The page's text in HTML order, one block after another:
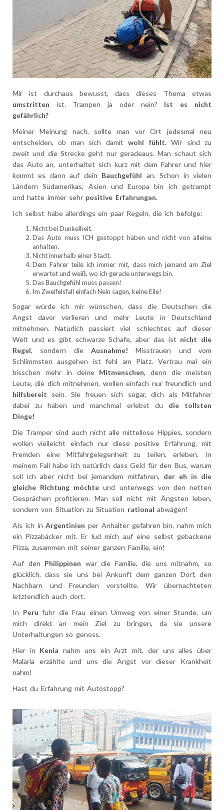
Mir ist durchaus bewusst, dass dieses Thema etwas
umstritten ist. Trampen ja oder nein? Ist es nicht
gefährlich?
Meiner Meinung nach, sollte man vor Ort jedesmal neu
entscheiden, ob man sich damitwohl fühlt.Wir sind zu
zweit und die Strecke geht nur geradeaus. Man schaut sich
das Auto an, unterhaltet sich kurz mit dem Fahrer und hier
kommt es dann auf dein Bauchgefühl an. Schon in vielen
Ländern Südamerikas, Asien und Europa bin ich getrampt
und hatte immer sehr positive Erfahrungen.
Ich selbst habe allerdings ein paar Regeln, die ich befolge:
Nicht bei Dunkelheit.
Das Auto muss ICH gestoppt haben und nicht von alleine
anhalten.
Nicht innerhalb einer Stadt.
Dem Fahrer teile ich immer mit, dass mich jemand am Ziel
erwartet und weiß, wo ich gerade unterwegs bin.
Das Bauchgefühl muss passen!
Im Zweifelsfall einfach Nein sagen, keine Eile!
Sogar würde ich mir wünschen, dass die Deutschen die
Angst davor verlieren und mehr Leute in Deutschland
mitnehmen. Natürlich passiert viel schlechtes auf dieser
Welt und es gibt schwarze Schafe, aber das ist nicht die
Regel, sondern die Ausnahme! Misstrauen und vom
Schlimmsten ausgehen ist fehl am Platz. Vertrau mal ein
bisschen mehr in deine Mitmenschen, denn die meisten
Leute, die dich mitnehmen, wollen einfach nur freundlich und
hilfsbereit sein. Sie freuen sich sogar, dich als Mitfahrer
dabei zu haben und manchmal erlebst du die tollsten
Dinge!
Die Tramper sind auch nicht alle mittellose Hippies, sondern
wollen vielleicht einfach nur diese positive Erfahrung, mit
Fremden eine Mitfahrgelegenheit zu teilen, erleben. In
meinem Fall habe ich natürlich dass Geld für den Bus, warum
soll ich aber nicht bei jemandem mitfahren, der eh in die
gleiche Richtung möchte und unterwegs von den netten
Gesprächen profitieren. Man soll nicht mit Ängsten leben,
sondern von Situation zu Situation rational abwägen!
Als ich inArgentinien per Anhalter gefahren bin, nahm mich
ein Pizzabäcker mit. Er lud mich auf eine selbst gebackene
Pizza, zusammen mit seiner ganzen Familie, ein!
Auf den Philippinen war die Familie, die uns mitnahm, so
glücklich, dass sie uns bei Ankunft dem ganzen Dorf, den
Nachbarn und Freunden vorstellte. Wir übernachteten
letztendlich auch dort.
In Peru fuhr die Frau einen Umweg von einer Stunde, um
mich direkt an mein Ziel zu bringen, da sie unsere
Unterhaltungen so genoss.
Hier in Kenia nahm uns ein Arzt mit, der uns alles über
Malaria erzählte und uns die Angst vor dieser Krankheit
nahm!
Hast du Erfahrung mit Autostopp?